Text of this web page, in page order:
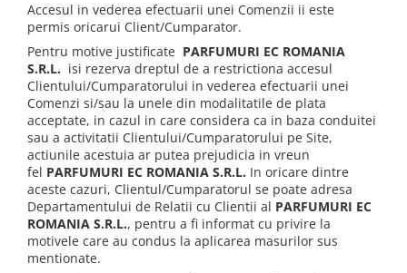
Accesul in vederea efectuarii unei Comenzii ii este
permis oricarui Client/Cumparator.
Pentru motive justificate PARFUMURI EC ROMANIA
S.R.L. isi rezerva dreptul de a restrictiona accesul
Clientului/Cumparatorului in vederea efectuarii unei
Comenzi si/sau la unele din modalitatile de plata
acceptate, in cazul in care considera ca in baza conduitei
sau a activitatii Clientului/Cumparatorului pe Site,
actiunile acestuia ar putea prejudicia in vreun
fel PARFUMURI EC ROMANIA S.R.L. In oricare dintre
aceste cazuri, Clientul/Cumparatorul se poate adresa
Departamentului de Relatii cu Clientii al PARFUMURI EC
ROMANIA S.R.L., pentru a fi informat cu privire la
motivele care au condus la aplicarea masurilor sus
mentionate.